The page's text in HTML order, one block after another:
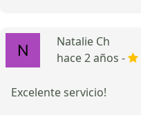
Natalie Ch
hace 2 años -
Excelente servicio!